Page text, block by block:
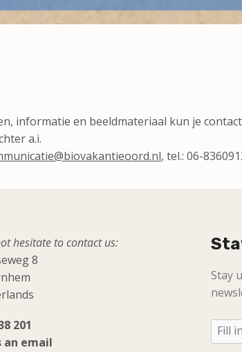
informatie en beeldmateriaal kun je
a.i.
, tel.: 06-
hesitate to contact us:
8
201
an email
Stay